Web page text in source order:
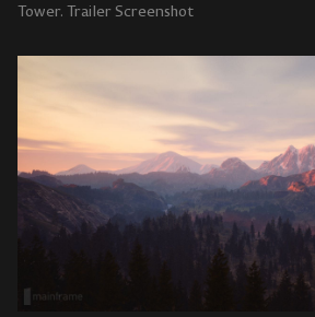
Tower. Trailer Screenshot